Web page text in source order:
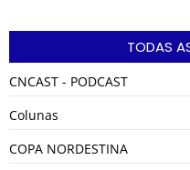
TODAS
CNCAST - PODCAST
Colunas
COPA NORDESTINA